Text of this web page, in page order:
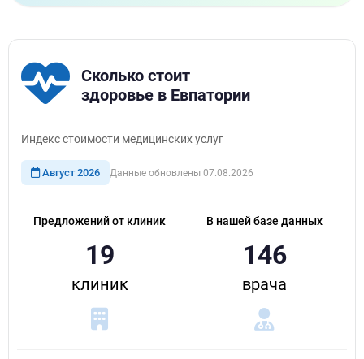
Сколько стоит
здоровье в Евпатории
Индекс стоимости медицинских услуг
Август 2026 Данные обновлены 07.08.2026
Предложений от клиник
19
клиник
В нашей базе данных
146
врача